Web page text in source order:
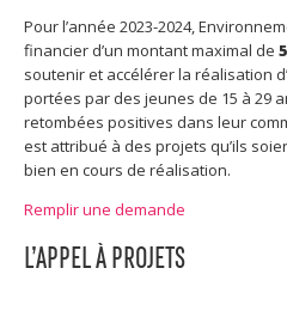
Pour l’année 2023-2024,
financier d’un montant maximal de
soutenir et accélérer la réalisation
portées par des jeunes de 15 à 29
retombées positives dans leur
est attribué à des projets qu’ils
bien en cours de réalisation.
Remplir une demande
L’APPEL À PROJETS